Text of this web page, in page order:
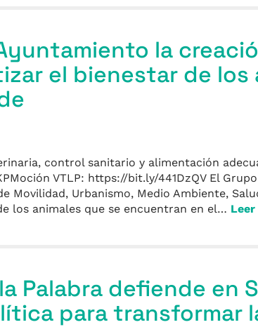
la
el bienestar de los
control sanitario y alimentación
VTLP: https://bit.ly/441DzQV El
Movilidad, Urbanismo, Medio Ambiente,
los animales que se encuentran en el…
Palabra defiende en
para transformar